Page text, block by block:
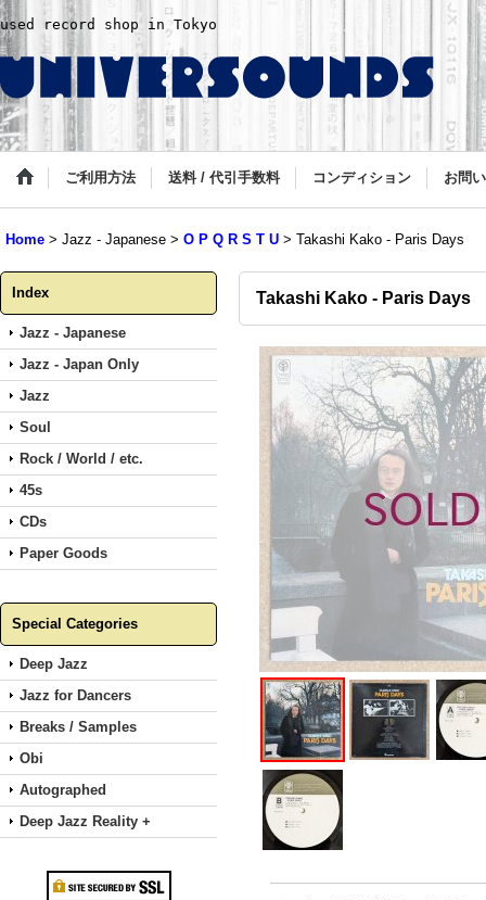
used record shop in Tokyo
ご利用方法 送料 / 代引手数料 コンディション お問
Home > Jazz - Japanese > O P Q R S T U > Takashi Kako - Paris Days
Index
Jazz - Japanese
Jazz - Japan Only
Jazz
Soul
Rock / World / etc.
45s
CDs
Paper Goods
Special Categories
Deep Jazz
Jazz for Dancers
Breaks / Samples
Obi
Autographed
Deep Jazz Reality +
Takashi Kako - Paris Days